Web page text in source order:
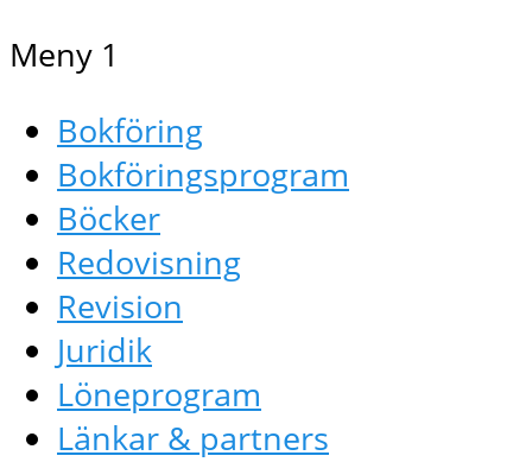
Meny 1
Bokföring
Bokföringsprogram
Böcker
Redovisning
Revision
Juridik
Löneprogram
Länkar & partners